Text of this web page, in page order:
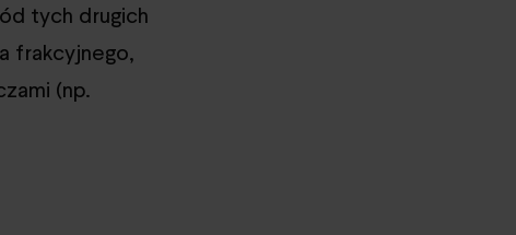
tych drugich
frakcyjnego,
(np.